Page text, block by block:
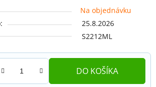
Na objednávku
25.8.2026
S2212ML
DO KOŠÍKA